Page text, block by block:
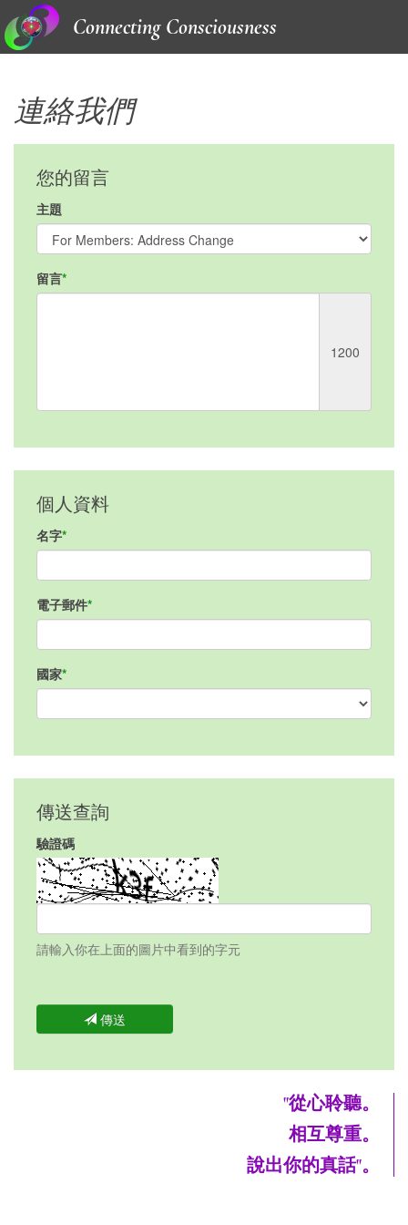
Connecting Consciousness
連絡我們
您的留言
主題
留言
1200
個人資料
名字
電子郵件
國家
傳送查詢
驗證碼
請輸入你在上面的圖片中看到的字元
傳送
"從心聆聽。
相互尊重。
說出你的真話"。